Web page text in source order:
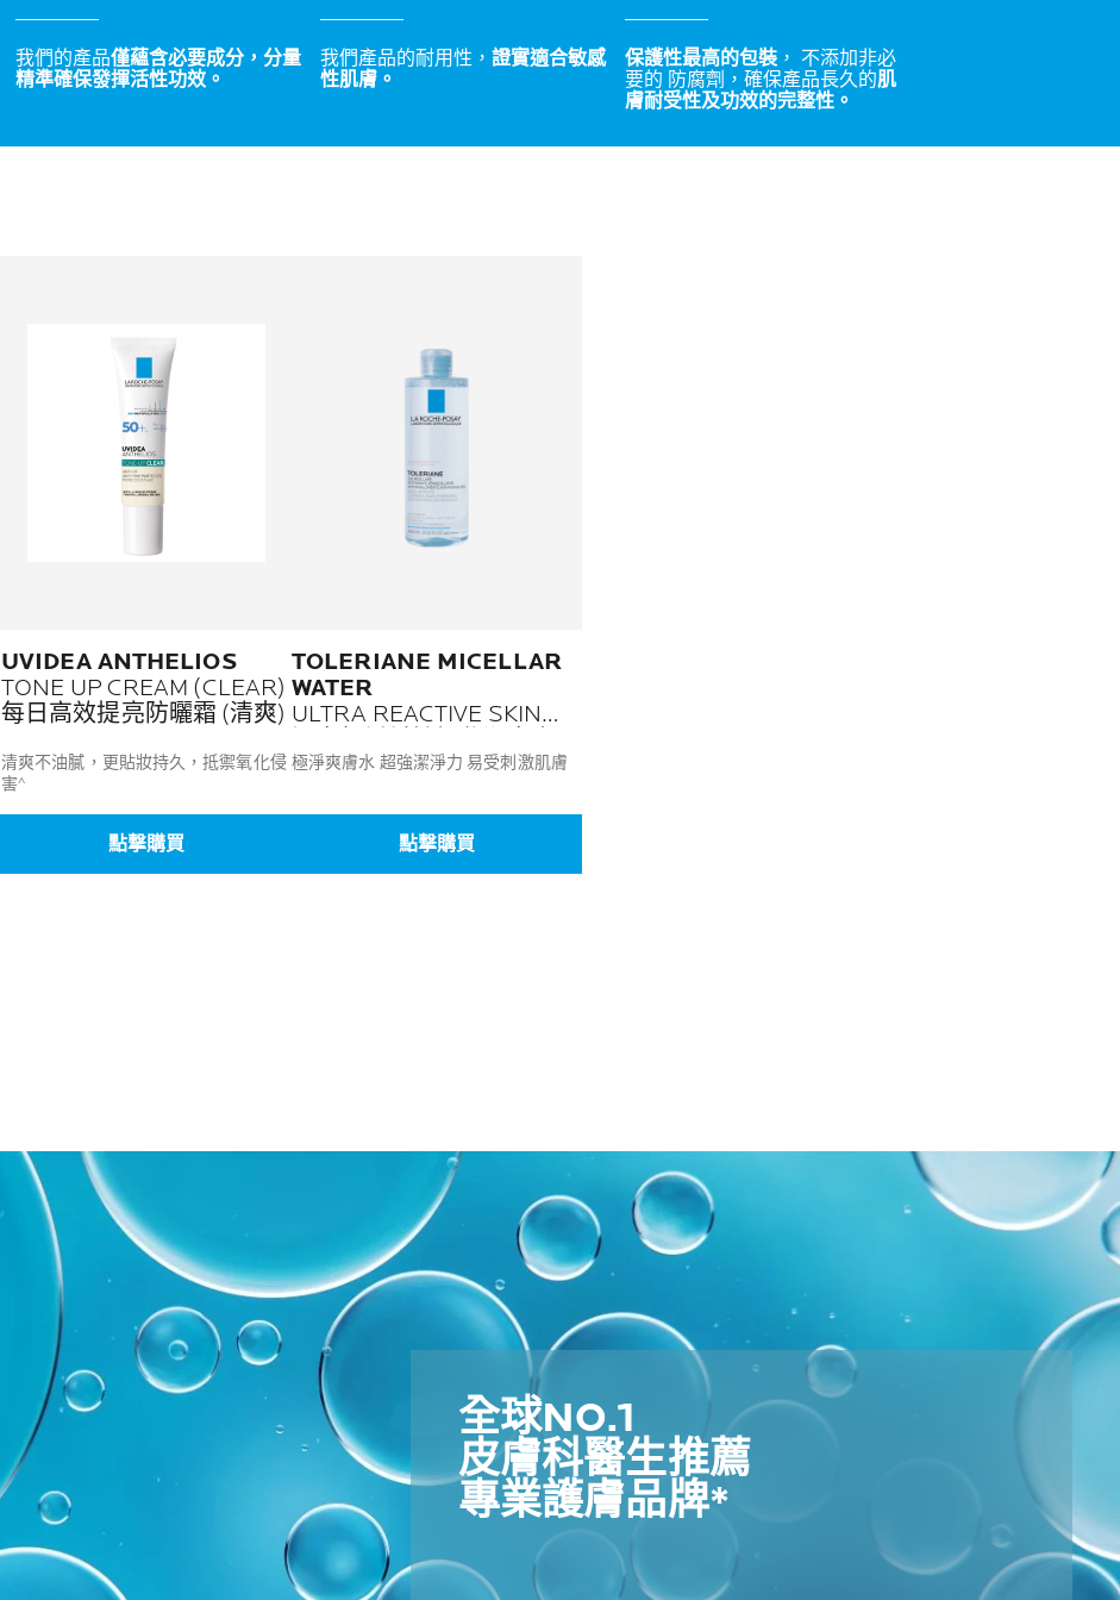
我們的產品僅蘊含必要成分，分量
精準確保發揮活性功效。
我們產品的耐用性， 證實適合敏感
性肌膚。
保護性最高的包裝， 不添加非必
要的 防腐劑，確保產品長久的肌
膚耐受性及功效的完整性。
UVIDEA ANTHELIOS
TONE UP CREAM (CLEAR)
每日高效提亮防曬霜 (清爽)
清爽不油膩，更貼妝持久，抵禦氧化侵
害^
點撃購買
TOLERIANE MICELLAR
WATER
ULTRA REACTIVE SKIN
極淨爽膚水 超強潔淨力 易受刺激肌膚
點撃購買
全球NO.1​
皮膚科醫生推薦​
專業護膚品牌*​